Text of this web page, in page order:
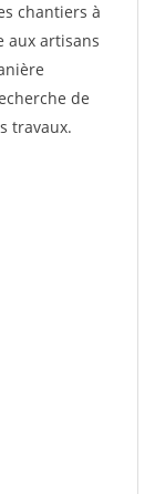
chantiers à
aux artisans
de
travaux.